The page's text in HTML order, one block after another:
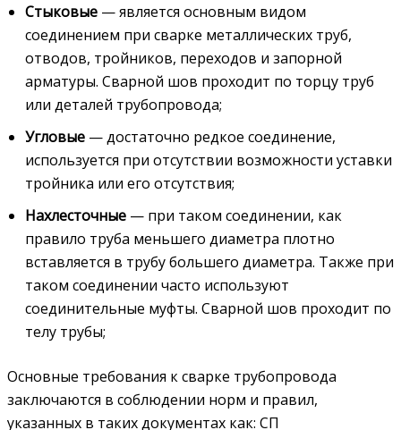
Стыковые — является основным видом
соединением при сварке металлических труб,
отводов, тройников, переходов и запорной
арматуры. Сварной шов проходит по торцу труб
или деталей трубопровода;
Угловые — достаточно редкое соединение,
используется при отсутствии возможности уставки
тройника или его отсутствия;
Нахлесточные — при таком соединении, как
правило труба меньшего диаметра плотно
вставляется в трубу большего диаметра. Также при
таком соединении часто используют
соединительные муфты. Сварной шов проходит по
телу трубы;
Основные требования к сварке трубопровода
заключаются в соблюдении норм и правил,
указанных в таких документах как: СП